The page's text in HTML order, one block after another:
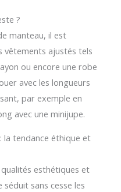
?
manteau, il est
vêtements ajustés tels
ou encore une robe
avec les longueurs
par exemple en
avec une minijupe.
la tendance éthique et
esthétiques et
sans cesse les